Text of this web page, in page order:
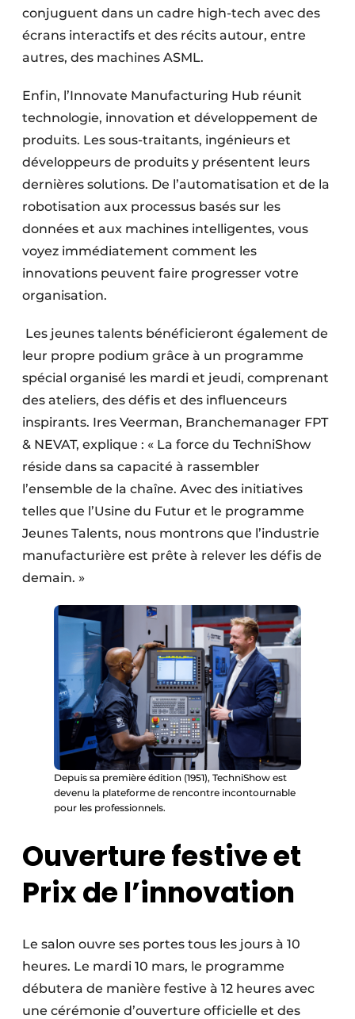
conjuguent dans un cadre high-tech avec des
écrans interactifs et des récits autour, entre
autres, des machines ASML.
Enfin, l’Innovate Manufacturing Hub réunit
technologie, innovation et développement de
produits. Les sous-traitants, ingénieurs et
développeurs de produits y présentent leurs
dernières solutions. De l’automatisation et de la
robotisation aux processus basés sur les
données et aux machines intelligentes, vous
voyez immédiatement comment les
innovations peuvent faire progresser votre
organisation.
‎‎ Les jeunes talents bénéficieront également de
leur propre podium grâce à un programme
spécial organisé les mardi et jeudi, comprenant
des ateliers, des défis et des influenceurs
inspirants. Ires Veerman, Branchemanager FPT
& NEVAT, explique : « La force du TechniShow
réside dans sa capacité à rassembler
l’ensemble de la chaîne. Avec des initiatives
telles que l’Usine du Futur et le programme
Jeunes Talents, nous montrons que l’industrie
manufacturière est prête à relever les défis de
demain. »
Depuis sa première édition (1951), TechniShow est
devenu la plateforme de rencontre incontournable
pour les professionnels.
Ouverture festive et
Prix de l’innovation
Le salon ouvre ses portes tous les jours à 10
heures. Le mardi 10 mars, le programme
débutera de manière festive à 12 heures avec
une cérémonie d’ouverture officielle et des